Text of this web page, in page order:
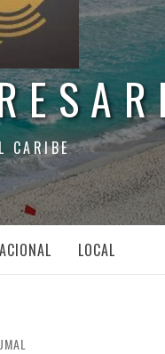
CARIBE
LOCAL